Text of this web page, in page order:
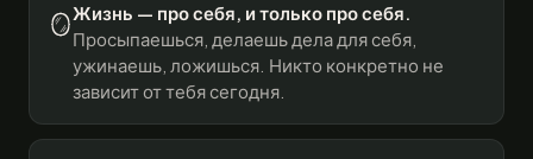
🪞Жизнь — про себя, и только про себя.
Просыпаешься, делаешь дела для себя,
ужинаешь, ложишься. Никто конкретно не
зависит от тебя сегодня.